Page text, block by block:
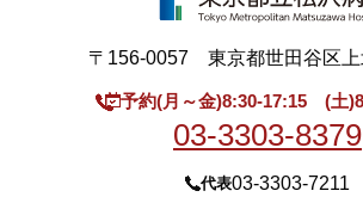
〒156-0057 東京都世田谷区上
予約(月～金)8:30-17:15 (土
03-3303-8379
代表03-3303-7211